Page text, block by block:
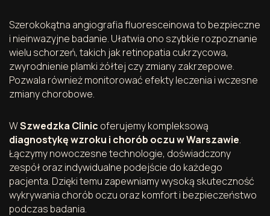
Szerokokątna angiografia fluoresceinowa to bezpieczne
i nieinwazyjne badanie. Ułatwia ono szybkie rozpoznanie
wielu schorzeń, takich jak retinopatia cukrzycowa,
zwyrodnienie plamki żółtej czy zmiany zakrzepowe.
Pozwala również monitorować efekty leczenia i wczesne
zmiany chorobowe.
WSzwedzka Clinic oferujemy kompleksową
diagnostykę wzroku i chorób oczu w Warszawie.
Łączymy nowoczesne technologie, doświadczony
zespół oraz indywidualne podejście do każdego
pacjenta. Dzięki temu zapewniamy wysoką skuteczność
wykrywania chorób oczu oraz komfort i bezpieczeństwo
podczas badania.